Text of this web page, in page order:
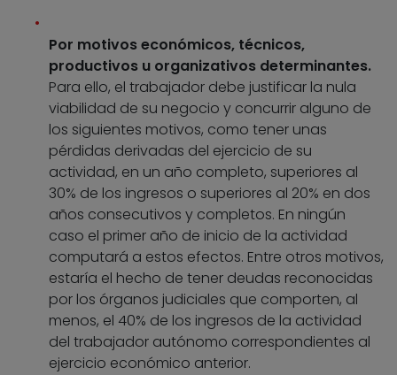
Por motivos económicos, técnicos,
productivos u organizativos determinantes.
Para ello, el trabajador debe justificar la nula
viabilidad de su negocio y concurrir alguno de
los siguientes motivos, como tener unas
pérdidas derivadas del ejercicio de su
actividad, en un año completo, superiores al
30% de los ingresos o superiores al 20% en dos
años consecutivos y completos. En ningún
caso el primer año de inicio de la actividad
computará a estos efectos. Entre otros motivos,
estaría el hecho de tener deudas reconocidas
por los órganos judiciales que comporten, al
menos, el 40% de los ingresos de la actividad
del trabajador autónomo correspondientes al
ejercicio económico anterior.